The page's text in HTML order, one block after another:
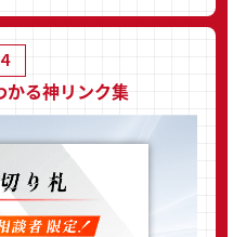
かる神リンク集